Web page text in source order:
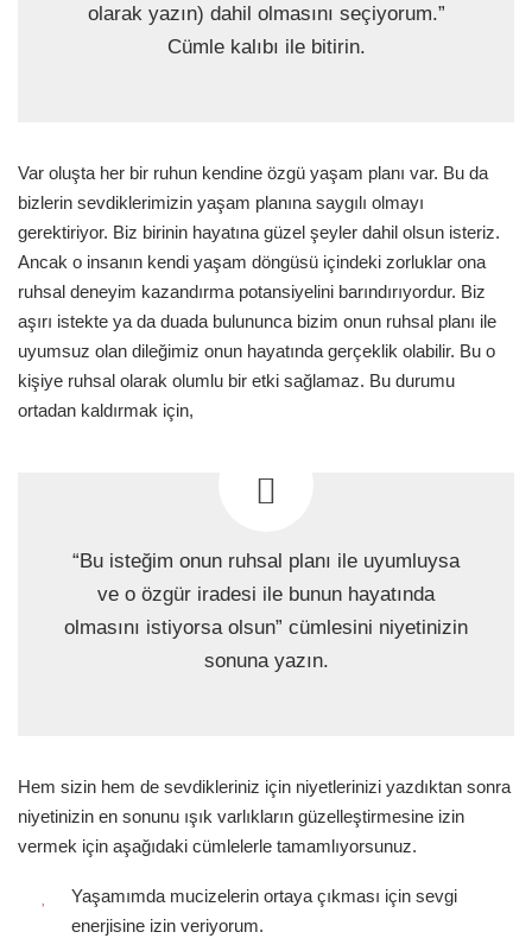
olarak yazın) dahil olmasını seçiyorum.”
Cümle kalıbı ile bitirin.
Var oluşta her bir ruhun kendine özgü yaşam planı var. Bu da
bizlerin sevdiklerimizin yaşam planına saygılı olmayı
gerektiriyor. Biz birinin hayatına güzel şeyler dahil olsun isteriz.
Ancak o insanın kendi yaşam döngüsü içindeki zorluklar ona
ruhsal deneyim kazandırma potansiyelini barındırıyordur. Biz
aşırı istekte ya da duada bulununca bizim onun ruhsal planı ile
uyumsuz olan dileğimiz onun hayatında gerçeklik olabilir. Bu o
kişiye ruhsal olarak olumlu bir etki sağlamaz. Bu durumu
ortadan kaldırmak için,
“Bu isteğim onun ruhsal planı ile uyumluysa
ve o özgür iradesi ile bunun hayatında
olmasını istiyorsa olsun” cümlesini niyetinizin
sonuna yazın.
Hem sizin hem de sevdikleriniz için niyetlerinizi yazdıktan sonra
niyetinizin en sonunu ışık varlıkların güzelleştirmesine izin
vermek için aşağıdaki cümlelerle tamamlıyorsunuz.
Yaşamımda mucizelerin ortaya çıkması için sevgi
enerjisine izin veriyorum.